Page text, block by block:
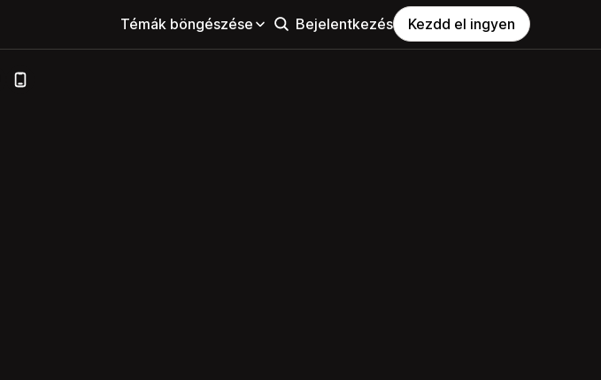
Témák böngészése Bejelentkezés Kezdd el ingyen